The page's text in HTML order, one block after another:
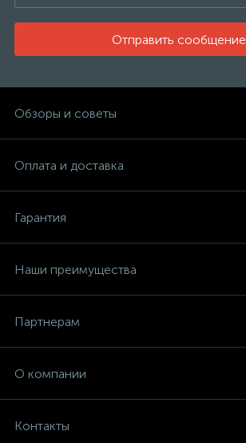
Отправить сообщение
Обзоры и советы
Оплата и доставка
Гарантия
Наши преимущества
Партнерам
О компании
Контакты